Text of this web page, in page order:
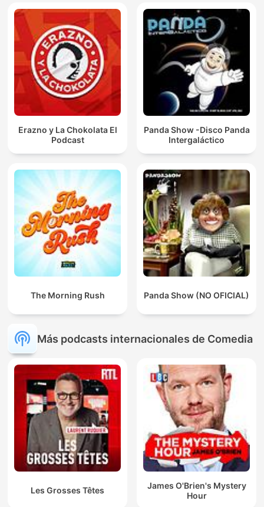
Erazno y La Chokolata El
Podcast
Panda Show -Disco Panda
Intergaláctico
The Morning Rush Panda Show (NO OFICIAL)
Más podcasts internacionales de Comedia
Les Grosses Têtes
James O'Brien's Mystery
Hour